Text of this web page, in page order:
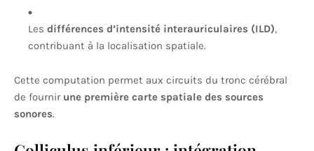
Les différences d’intensité interauriculaires (ILD),
contribuant à la localisation spatiale.
Cette computation permet aux circuits du tronc cérébral
de fournir une première carte spatiale des sources
sonores.